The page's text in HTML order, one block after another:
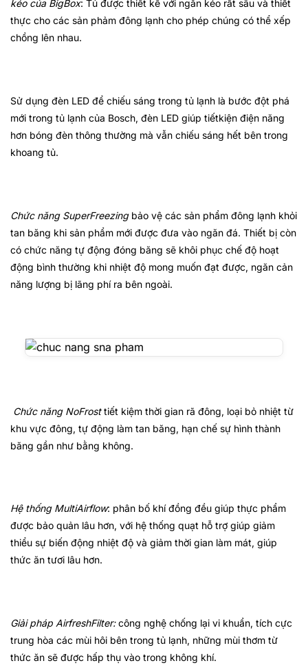
kéo của BigBox: Tủ được thiết kế với ngăn kéo rất sâu và thiết
thực cho các sản phảm đông lạnh cho phép chúng có thể xếp
chồng lên nhau.
Sử dụng đèn LED để chiếu sáng trong tủ lạnh là bước đột phá
mới trong tủ lạnh của Bosch, đèn LED giúp tiếtkiện điện năng
hơn bóng đèn thông thường mà vẫn chiếu sáng hết bên trong
khoang tủ.
Chức năng SuperFreezingbảo vệ các sản phẩm đông lạnh khỏi
tan băng khi sản phẩm mới được đưa vào ngăn đá. Thiết bị còn
có chức năng tự động đóng băng sẽ khôi phục chế độ hoạt
động bình thường khi nhiệt độ mong muốn đạt được, ngăn cản
năng lượng bị lãng phí ra bên ngoài.
Chức năng NoFrosttiết kiệm thời gian rã đông, loại bỏ nhiệt từ
khu vực đông, tự động làm tan băng, hạn chế sự hình thành
băng gần như bằng không.
Hệ thống MultiAirflow: phân bố khí đồng đều giúp thực phẩm
được bảo quản lâu hơn, với hệ thống quạt hỗ trợ giúp giảm
thiểu sự biến động nhiệt độ và giảm thời gian làm mát, giúp
thức ăn tươi lâu hơn.
Giải pháp AirfreshFilter:công nghệ chống lại vi khuẩn, tích cực
trung hòa các mùi hôi bên trong tủ lạnh, những mùi thơm từ
thức ăn sẽ được hấp thụ vào trong không khí.